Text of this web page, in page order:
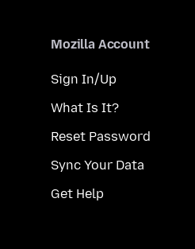
Mozilla Account
Sign In/Up
What Is It?
Reset Password
Sync Your Data
Get Help